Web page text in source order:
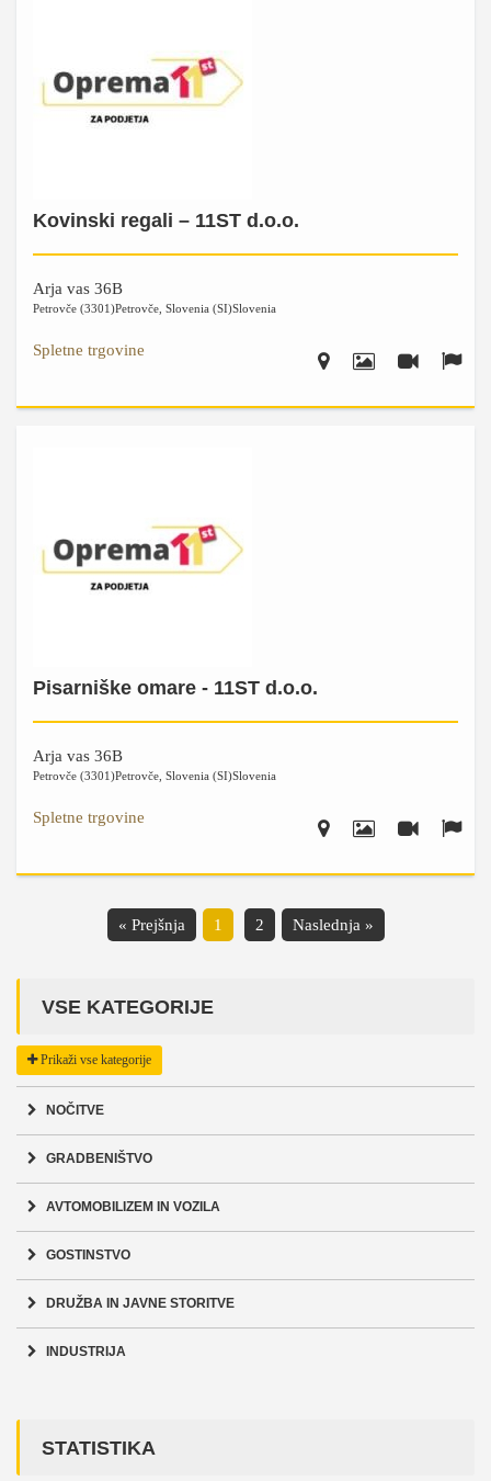
Kovinski regali – 11ST d.o.o.
Arja vas 36B
Petrovče (3301)Petrovče Slovenia (SI)Slovenia
Spletne trgovine
Pisarniške omare - 11ST d.o.o.
Arja vas 36B
Petrovče (3301)Petrovče Slovenia (SI)Slovenia
Spletne trgovine
« Prejšnja 1 2 Naslednja »
VSE KATEGORIJE
Prikaži vse kategorije
NOČITVE
GRADBENIŠTVO
AVTOMOBILIZEM IN VOZILA
GOSTINSTVO
DRUŽBA IN JAVNE STORITVE
INDUSTRIJA
STATISTIKA